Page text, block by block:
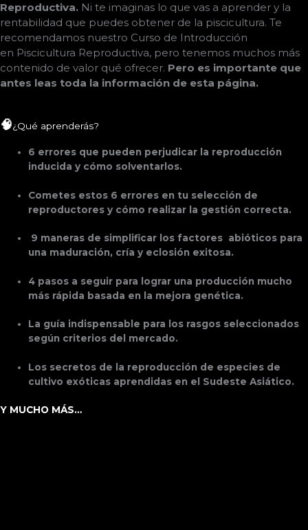
Reproductiva. Ni te imaginas lo que vas a aprender y la
rentabilidad que puedes obtener de la piscicultura. Te
recomendamos nuestro Curso de Introducción
en Piscicultura Reproductiva, pero tenemos muchos más
contenido de valor qué ofrecer. Pero es importante que
antes leas toda la información de esta página.
🧠¿Qué aprenderás?
6 errores que pueden perjudicar la reproducción
inducida y cómo solventarlos.
Cometes estos 6 errores en tu selección de
reproductores y cómo realizar la gestión correcta.
9 maneras de simplificar los factores abióticos para
una maduración, cría y eclosión exitosa.
4 pasos a seguir para lograr una producción mucho
más rápida basada en la mejora genética.
La guía indispensable para los rasgos seleccionados
según criterios del mercado.
Los secretos de la reproducción de especies de
cultivo exóticas aprendidas en el Sudeste Asiático.
Y MUCHO MÁS…